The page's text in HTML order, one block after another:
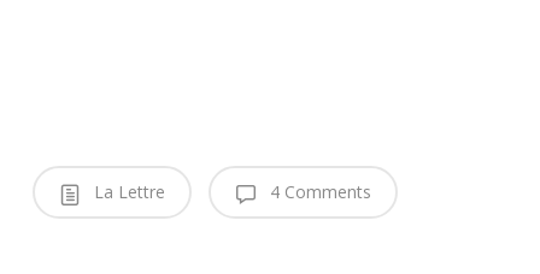
La Lettre 4 Comments